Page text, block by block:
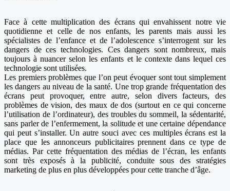
Face à cette multiplication des écrans qui envahissent notre vie
quotidienne et celle de nos enfants, les parents mais aussi les
spécialistes de l’enfance et de l’adolescence s’interrogent sur les
dangers de ces technologies. Ces dangers sont nombreux, mais
toujours à nuancer selon les enfants et le contexte dans lequel ces
technologie sont utilisées.
Les premiers problèmes que l’on peut évoquer sont tout simplement
les dangers au niveau de la santé. Une trop grande fréquentation des
écrans peut provoquer, entre autre, selon divers facteurs, des
problèmes de vision, des maux de dos (surtout en ce qui concerne
l’utilisation de l’ordinateur), des troubles du sommeil, la sédentarité,
sans parler de l’enfermement, la solitude et une certaine dépendance
qui peut s’installer. Un autre souci avec ces multiples écrans est la
place que les annonceurs publicitaires prennent dans ce type de
médias. Par cette fréquentation des médias de l’écran, les enfants
sont très exposés à la publicité, conduite sous des stratégies
marketing de plus en plus développées pour cette tranche d’âge.